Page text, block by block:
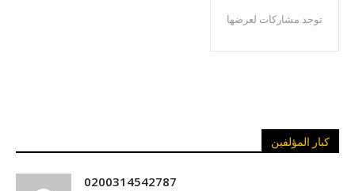
توجد مشاركات لعرضها
كبار المؤلفين
0200314542787